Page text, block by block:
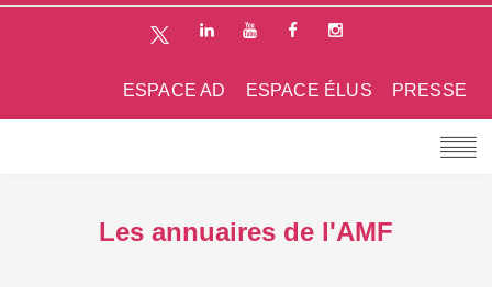
PRESSE
ESPACE ÉLUS
ESPACE AD
Les annuaires de l'AMF